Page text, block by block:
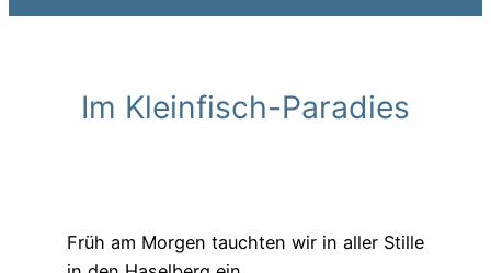
Im Kleinfisch-Paradies
Früh am Morgen tauchten wir in aller Stille